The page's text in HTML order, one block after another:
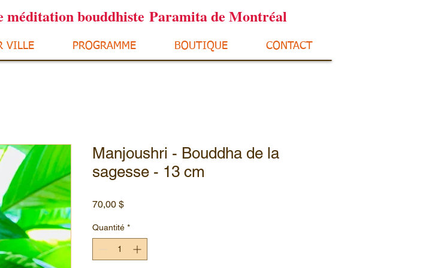
méditation bouddhiste Paramita de Montréal
VILLE PROGRAMME BOUTIQUE CONTACT
Manjoushri - Bouddha de la
sagesse - 13 cm
70,00 $Prix
Quantité *